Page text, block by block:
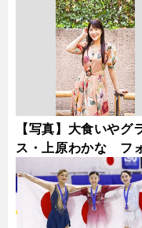
【写真】大食いや
ス・上原わかな フ